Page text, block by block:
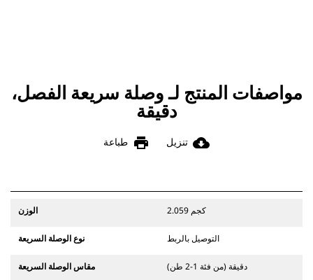
مواصفات المنتج لـ وصلة سريعة الفصل،
دقيقة
cloud_download تنزيل print طباعة
الوزن 2.059 كجم
نوع الوصلة السريعة التوصيل بالربط
مقاس الوصلة السريعة دقيقة (من فئة 1-2 طن)